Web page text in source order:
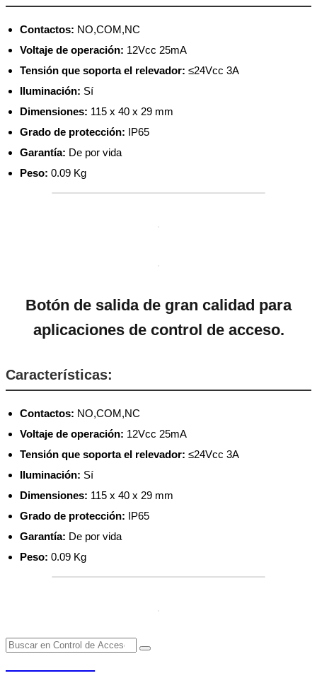
Contactos: NO,COM,NC
Voltaje de operación: 12Vcc 25mA
Tensión que soporta el relevador: ≤24Vcc 3A
Iluminación: Sí
Dimensiones: 115 x 40 x 29 mm
Grado de protección: IP65
Garantía: De por vida
Peso: 0.09 Kg
Botón de salida de gran calidad para
aplicaciones de control de acceso.
Características:
Contactos: NO,COM,NC
Voltaje de operación: 12Vcc 25mA
Tensión que soporta el relevador: ≤24Vcc 3A
Iluminación: Sí
Dimensiones: 115 x 40 x 29 mm
Grado de protección: IP65
Garantía: De por vida
Peso: 0.09 Kg